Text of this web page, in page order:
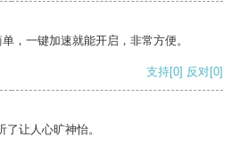
，一键加速就能开启，非常方便。
支持[0] 反对[0]
让人心旷神怡。